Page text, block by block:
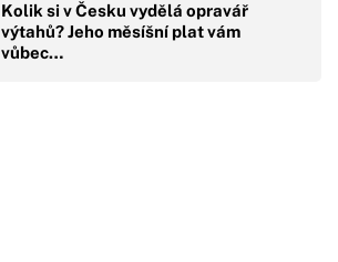
Kolik si v Česku vydělá opravář
výtahů? Jeho měsíšní plat vám
vůbec…